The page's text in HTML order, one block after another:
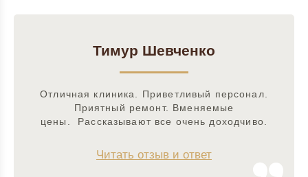
Тимур Шевченко
Отличная клиника. Приветливый персонал.
Приятный ремонт. Вменяемые
цены. Рассказывают все очень доходчиво.
Читать отзыв и ответ